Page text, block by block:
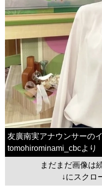
友廣南実アナウンサーの
tomohirominami_cbcより
まだまだ画像は
↓にスクロ